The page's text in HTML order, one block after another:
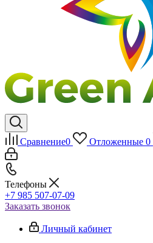
Сравнение0 Отложенные 0
Телефоны
+7 985 507-07-09
Заказать звонок
Личный кабинет